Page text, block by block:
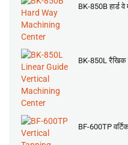
BK-850B हार्ड
BK-850L रैखिक
BF-600TP